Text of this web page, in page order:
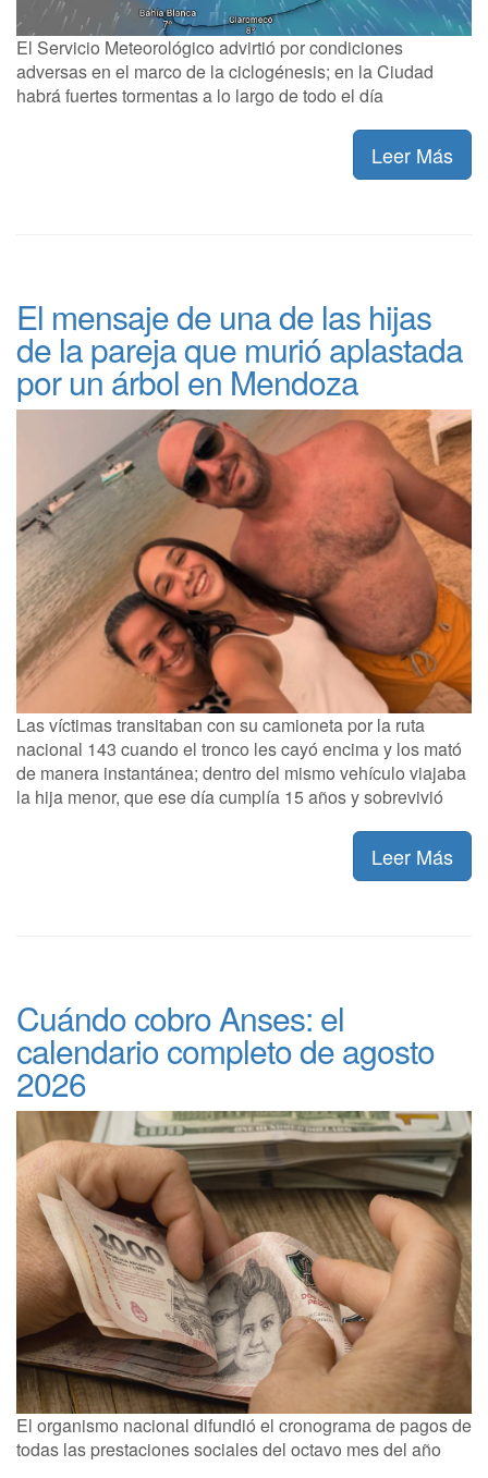
El Servicio Meteorológico advirtió por condiciones
adversas en el marco de la ciclogénesis; en la Ciudad
habrá fuertes tormentas a lo largo de todo el día
Leer Más
El mensaje de una de las hijas
de la pareja que murió aplastada
por un árbol en Mendoza
Las víctimas transitaban con su camioneta por la ruta
nacional 143 cuando el tronco les cayó encima y los mató
de manera instantánea; dentro del mismo vehículo viajaba
la hija menor, que ese día cumplía 15 años y sobrevivió
Leer Más
Cuándo cobro Anses: el
calendario completo de agosto
2026
El organismo nacional difundió el cronograma de pagos de
todas las prestaciones sociales del octavo mes del año